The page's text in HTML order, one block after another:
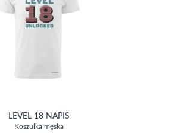
LEVEL 18 NAPIS
Koszulka męska